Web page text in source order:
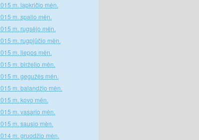
m. lapkričio mėn.
m. spalio mėn.
m. rugsėjo mėn.
m. rugpjūčio mėn.
m. liepos mėn.
m. birželio mėn.
m. gegužės mėn.
m. balandžio mėn.
m. kovo mėn.
m. vasario mėn.
m. sausio mėn.
m. gruodžio mėn.